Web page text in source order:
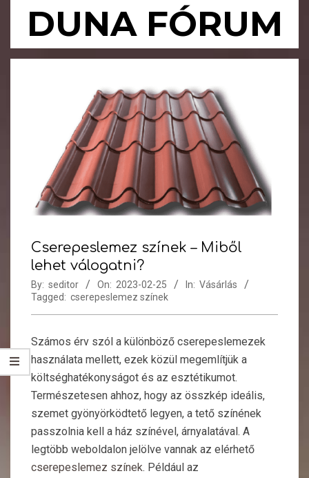
DUNA FÓRUM
Primary
Cserepeslemez színek – Miből
lehet válogatni?
By: seditor On: 2023-02-25 In: Vásárlás
Tagged: cserepeslemez színek
Számos érv szól a különböző cserepeslemezek
használata mellett, ezek közül megemlítjük a
költséghatékonyságot és az esztétikumot.
Természetesen ahhoz, hogy az összkép ideális,
szemet gyönyörködtető legyen, a tető színének
passzolnia kell a ház színével, árnyalatával. A
legtöbb weboldalon jelölve vannak az elérhető
cserepeslemez színek. Például az